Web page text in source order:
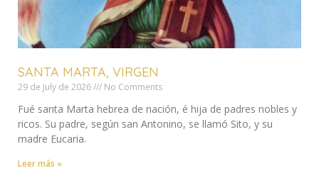
SANTA MARTA, VIRGEN
29 de July de 2026 No Comments
Fué santa Marta hebrea de nación, é hija de padres nobles y
ricos. Su padre, según san Antonino, se llamó Sito, y su
madre Eucaria.
Leer más »